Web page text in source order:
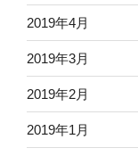
2019年4月
2019年3月
2019年2月
2019年1月